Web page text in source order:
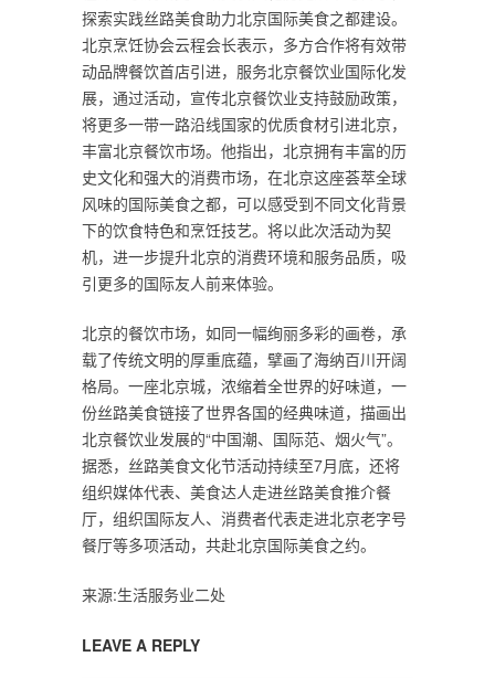
探索实践丝路美食助力北京国际美食之都建设。
北京烹饪协会云程会长表示，多方合作将有效带
动品牌餐饮首店引进，服务北京餐饮业国际化发
展，通过活动，宣传北京餐饮业支持鼓励政策，
将更多一带一路沿线国家的优质食材引进北京，
丰富北京餐饮市场。他指出，北京拥有丰富的历
史文化和强大的消费市场，在北京这座荟萃全球
风味的国际美食之都，可以感受到不同文化背景
下的饮食特色和烹饪技艺。将以此次活动为契
机，进一步提升北京的消费环境和服务品质，吸
引更多的国际友人前来体验。
北京的餐饮市场，如同一幅绚丽多彩的画卷，承
载了传统文明的厚重底蕴，擘画了海纳百川开阔
格局。一座北京城，浓缩着全世界的好味道，一
份丝路美食链接了世界各国的经典味道，描画出
北京餐饮业发展的“中国潮、国际范、烟火气”。
据悉，丝路美食文化节活动持续至7月底，还将
组织媒体代表、美食达人走进丝路美食推介餐
厅，组织国际友人、消费者代表走进北京老字号
餐厅等多项活动，共赴北京国际美食之约。
来源:生活服务业二处
LEAVE A REPLY